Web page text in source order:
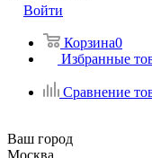
Войти
Корзина0
Избранные
Сравнение
Ваш город
Москва